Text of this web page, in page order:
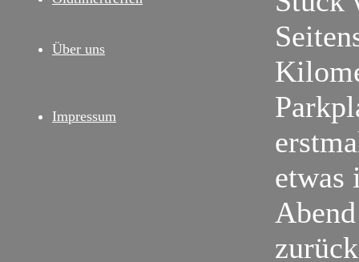
Über uns
Impressum
etwas